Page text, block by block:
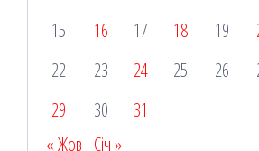
15
16 17 18 19
22
23 24 25 26
29
30
31
« Жов Січ »